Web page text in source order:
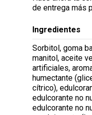
de entrega más
Ingredientes
Sorbitol, goma
manitol, aceite
artificiales,
humectante
cítrico),
edulcorante no
edulcorante no